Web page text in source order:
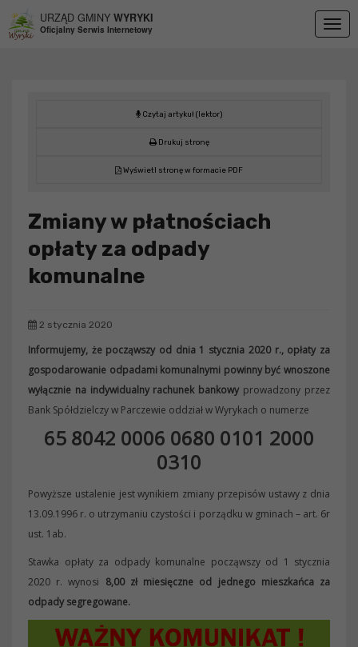
URZĄD GMINY WYRYKI
Oficjalny Serwis Internetowy
Czytaj artykuł (lektor)
Drukuj stronę
Wyświetl stronę w formacie PDF
Zmiany w płatnościach
opłaty za odpady
komunalne
2 stycznia 2020
Informujemy, że począwszy od dnia 1 stycznia 2020 r., opłaty za
gospodarowanie odpadami komunalnymi powinny być wnoszone
wyłącznie na indywidualny rachunek bankowy prowadzony przez
Bank Spółdzielczy w Parczewie oddział w Wyrykach o numerze
65 8042 0006 0680 0101 2000
0310
Powyższe ustalenie jest wynikiem zmiany przepisów ustawy z dnia
13.09.1996 r. o utrzymaniu czystości i porządku w gminach – art. 6r
ust. 1ab.
Stawka opłaty za odpady komunalne począwszy od 1 stycznia
2020 r. wynosi 8,00 zł miesięczne od jednego mieszkańca za
odpady segregowane.